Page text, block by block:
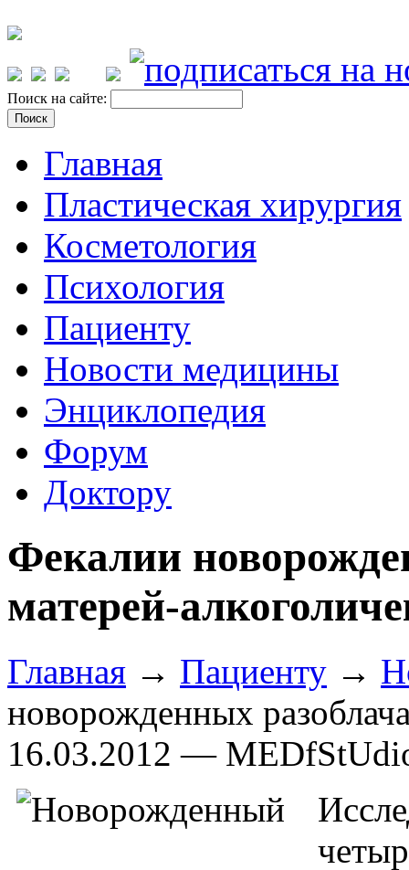
Поиск на сайте:
Главная
Пластическая хирургия
Косметология
Психология
Пациенту
Новости медицины
Энциклопедия
Форум
Доктору
Фекалии
матерей-
Главная → Пациенту →
новорожденных
16.03.2012 —